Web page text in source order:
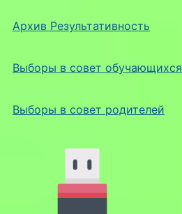
Архив Результативность
Выборы в совет обучающихся
Выборы в совет родителей